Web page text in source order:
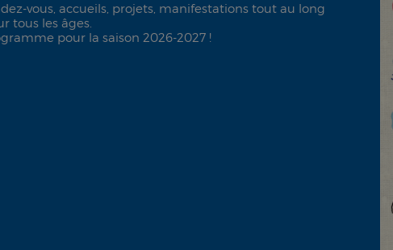
vous, accueils, projets, manifestations tout au long
tous les âges.
pour la saison 2026-2027 !